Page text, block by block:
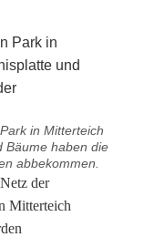
in Mitterteich
Bäume haben die
abbekommen.
der
Mitterteich